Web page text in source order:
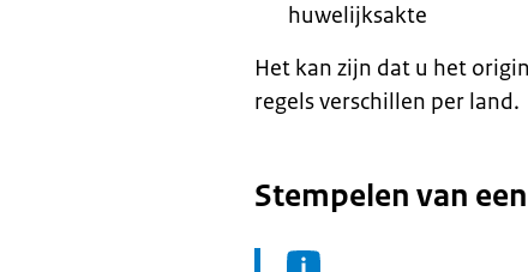
huwelijksakte
Het kan zijn dat u het
regels verschillen per land.
Stempelen van